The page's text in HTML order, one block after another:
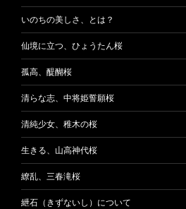
いのちの美しさ、とは？
仙境に立つ、ひょうたん桜
孤高、醍醐桜
清らな志、中将姫誓願桜
清純少女、稚木の桜
生きる、山高神代桜
繚乱、三春滝桜
紲石（きずないし）について